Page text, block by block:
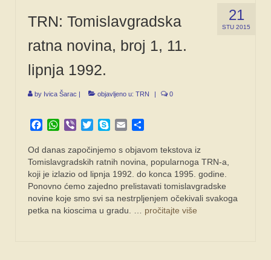
21
STU 2015
TRN: Tomislavgradska
ratna novina, broj 1, 11.
lipnja 1992.
by Ivica Šarac | objavljeno u: TRN | 0
Facebook
WhatsApp
Viber TwitterSkypeEmail
Od danas započinjemo s objavom tekstova iz
Tomislavgradskih ratnih novina, popularnoga TRN-a,
koji je izlazio od lipnja 1992. do konca 1995. godine.
Ponovno ćemo zajedno prelistavati tomislavgradske
novine koje smo svi sa nestrpljenjem očekivali svakoga
petka na kioscima u gradu. … pročitajte više